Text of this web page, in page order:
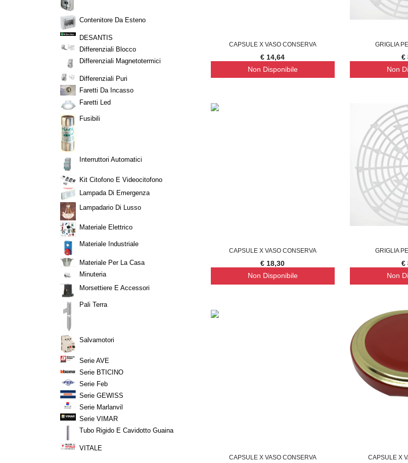
Contenitore Da Esteno
DESANTIS
Differenziali Blocco
Differenziali Magnetotermici
Differenziali Puri
Faretti Da Incasso
Faretti Led
Fusibili
Interruttori Automatici
Kit Citofono E Videocitofono
Lampada Di Emergenza
Lampadario Di Lusso
Materiale Elettrico
Materiale Industriale
Materiale Per La Casa
Minuteria
Morsettiere E Accessori
Pali Terra
Salvamotori
Serie AVE
Serie BTICINO
Serie Feb
Serie GEWISS
Serie Marlanvil
Serie VIMAR
Tubo Rigido E Cavidotto Guaina
VITALE
CAPSULE X VASO CONSERVA
€ 14,64
Non Disponibile
GRIGLIA
€
Non
CAPSULE X VASO CONSERVA
€ 18,30
Non Disponibile
GRIGLIA
€
Non
CAPSULE X VASO CONSERVA CAPSULE X